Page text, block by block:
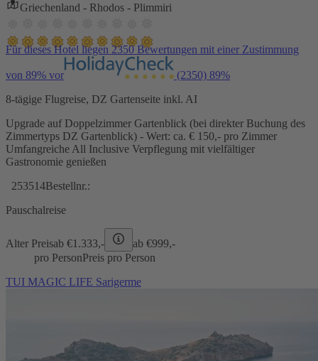
Griechenland - Rhodos - Plimmiri
Für dieses Hotel liegen 2350 Bewertungen mit einer Zustimmung
von 89% vor (2350) 89%
8-tägige Flugreise, DZ Gartenseite inkl. AI
Upgrade auf Doppelzimmer Gartenblick (bei direkter Buchung des
Zimmertyps DZ Gartenblick) - Wert: ca. € 150,- pro Zimmer
Umfangreiche All Inclusive Verpflegung mit vielfältiger
Gastronomie genießen
253514Bestellnr.:
Pauschalreise
Alter Preisab €1.333,- ab €999,-
pro PersonPreis pro Person
TUI MAGIC LIFE Sarigerme